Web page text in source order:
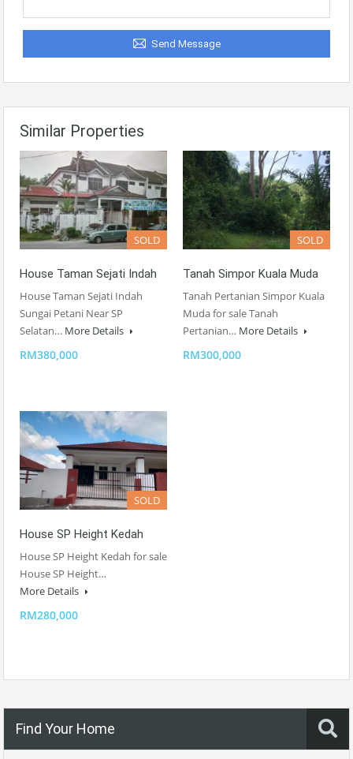
Send Message
Similar Properties
SOLD
House Taman Sejati Indah
House Taman Sejati Indah
Sungai Petani Near SP
Selatan… More Details
RM380,000
SOLD
Tanah Simpor Kuala Muda
Tanah Pertanian Simpor Kuala
Muda for sale Tanah
Pertanian… More Details
RM300,000
SOLD
House SP Height Kedah
House SP Height Kedah for sale
House SP Height…
More Details
RM280,000
Find Your Home